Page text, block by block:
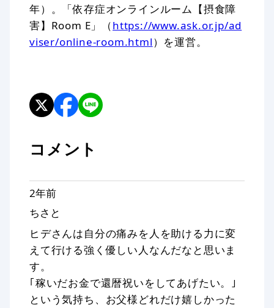
年）。「依存症オンラインルーム【摂食障
害】Room E」（https://www.ask.or.jp/ad
viser/online-room.html）を運営。
コメント
2年前
ちさと
ヒデさんは自分の痛みを人を助ける力に変
えて行ける強く優しい人なんだなと思いま
す。
｢稼いだお金で還暦祝いをしてあげたい。｣
という気持ち、お父様どれだけ嬉しかった